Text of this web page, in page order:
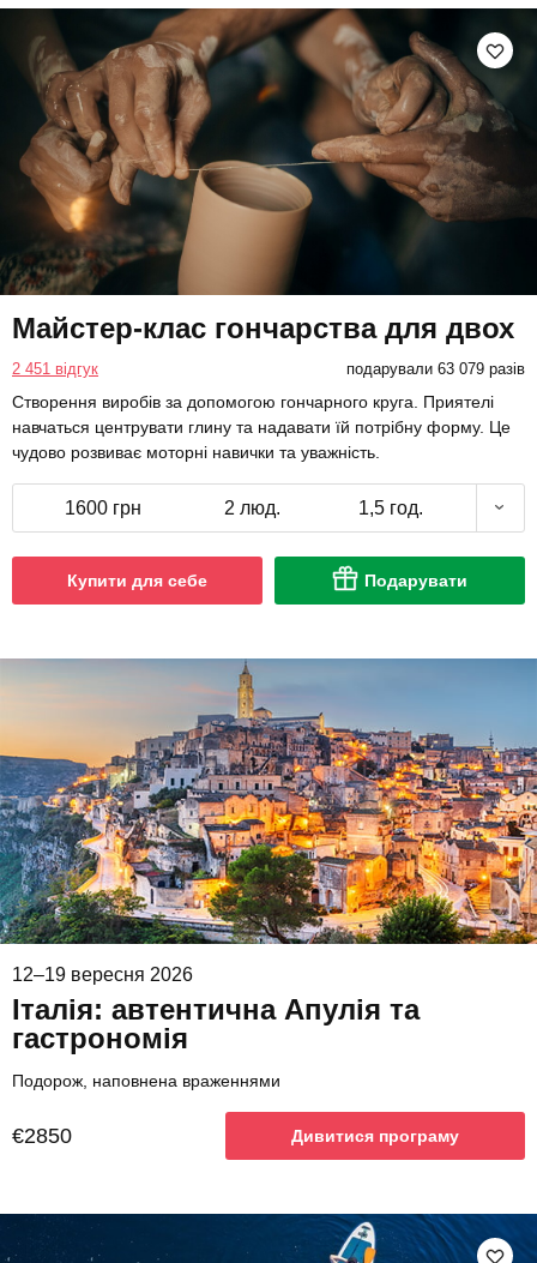
Майстер-клас гончарства для двох
2 451 відгук подарували 63 079 разів
Створення виробів за допомогою гончарного круга. Приятелі
навчаться центрувати глину та надавати їй потрібну форму. Це
чудово розвиває моторні навички та уважність.
1600 грн 2 люд. 1,5 год.
Купити для себе Подарувати
12–19 вересня 2026
Італія: автентична Апулія та
гастрономія
Подорож, наповнена враженнями
€2850 Дивитися програму